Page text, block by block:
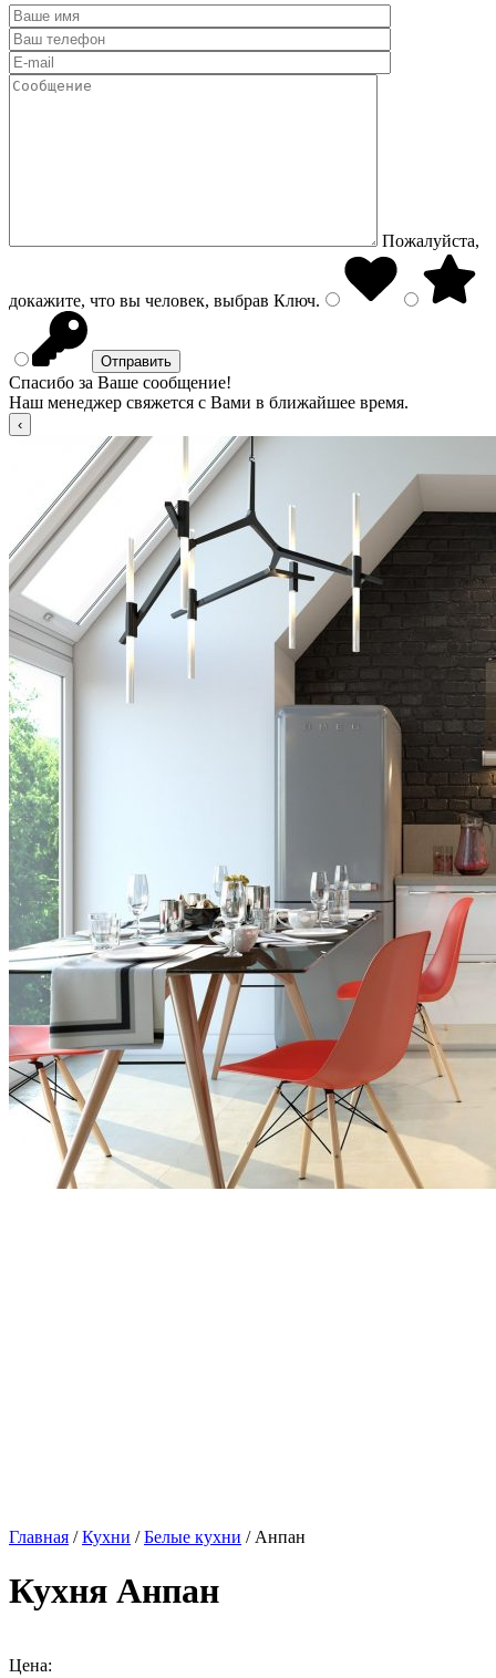
Пожалуйста,
докажите, что вы человек, выбрав Ключ.
Спасибо за Ваше сообщение!
Наш менеджер свяжется с Вами в ближайшее время.
Главная /Кухни /Белые кухни / Анпан
Кухня Анпан
Цена: